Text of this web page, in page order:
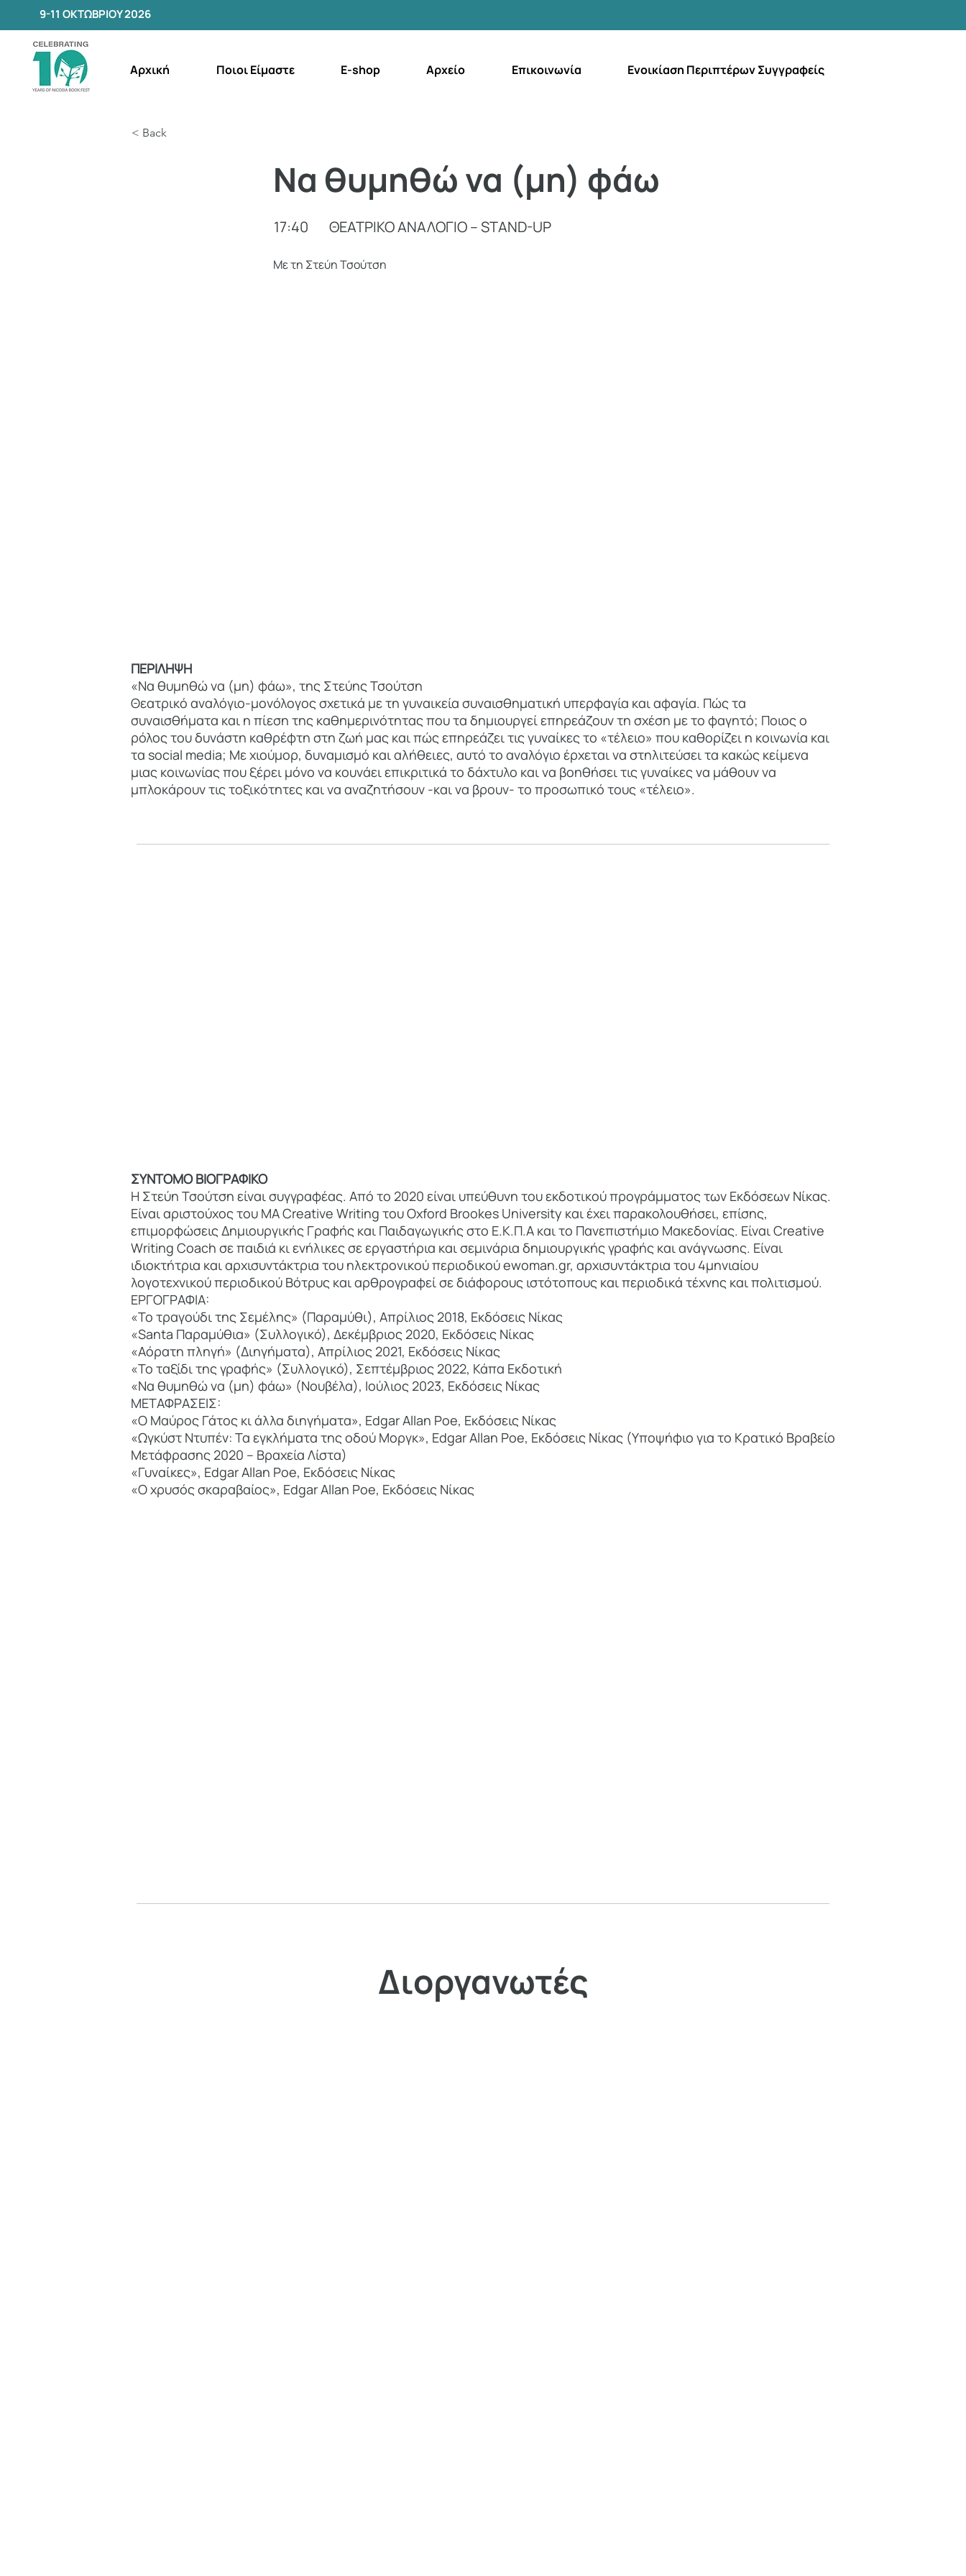
9-11 ΟΚΤΩΒΡΙΟΥ 2026
Αρχική Ποιοι Είμαστε E-shop Αρχείο Επικοινωνία Ενοικίαση Περιπτέρων Συγγραφείς
< Back
Να θυμηθώ να (μη) φάω
17:40 ΘΕΑΤΡΙΚΟ ΑΝΑΛΟΓΙΟ – STAND-UP
Με τη Στεύη Τσούτση
ΠΕΡΙΛΗΨΗ
«Να θυμηθώ να (μη) φάω», της Στεύης Τσούτση
Θεατρικό αναλόγιο-μονόλογος σχετικά με τη γυναικεία συναισθηματική υπερφαγία και αφαγία. Πώς τα
συναισθήματα και η πίεση της καθημερινότητας που τα δημιουργεί επηρεάζουν τη σχέση με το φαγητό; Ποιος ο
ρόλος του δυνάστη καθρέφτη στη ζωή μας και πώς επηρεάζει τις γυναίκες το «τέλειο» που καθορίζει η κοινωνία και
τα social media; Με χιούμορ, δυναμισμό και αλήθειες, αυτό το αναλόγιο έρχεται να στηλιτεύσει τα κακώς κείμενα
μιας κοινωνίας που ξέρει μόνο να κουνάει επικριτικά το δάχτυλο και να βοηθήσει τις γυναίκες να μάθουν να
μπλοκάρουν τις τοξικότητες και να αναζητήσουν -και να βρουν- το προσωπικό τους «τέλειο».
ΣΥΝΤΟΜΟ ΒΙΟΓΡΑΦΙΚΟ
Η Στεύη Τσούτση είναι συγγραφέας. Από το 2020 είναι υπεύθυνη του εκδοτικού προγράμματος των Εκδόσεων Νίκας.
Είναι αριστούχος του MA Creative Writing του Oxford Brookes University και έχει παρακολουθήσει, επίσης,
επιμορφώσεις Δημιουργικής Γραφής και Παιδαγωγικής στο Ε.Κ.Π.Α και το Πανεπιστήμιο Μακεδονίας. Είναι Creative
Writing Coach σε παιδιά κι ενήλικες σε εργαστήρια και σεμινάρια δημιουργικής γραφής και ανάγνωσης. Είναι
ιδιοκτήτρια και αρχισυντάκτρια του ηλεκτρονικού περιοδικού ewoman.gr, αρχισυντάκτρια του 4μηνιαίου
λογοτεχνικού περιοδικού Βότρυς και αρθρογραφεί σε διάφορους ιστότοπους και περιοδικά τέχνης και πολιτισμού.
ΕΡΓΟΓΡΑΦΙΑ:
«Το τραγούδι της Σεμέλης» (Παραμύθι), Απρίλιος 2018, Εκδόσεις Νίκας
«Santa Παραμύθια» (Συλλογικό), Δεκέμβριος 2020, Εκδόσεις Νίκας
«Αόρατη πληγή» (Διηγήματα), Απρίλιος 2021, Εκδόσεις Νίκας
«Το ταξίδι της γραφής» (Συλλογικό), Σεπτέμβριος 2022, Κάπα Εκδοτική
«Να θυμηθώ να (μη) φάω» (Νουβέλα), Ιούλιος 2023, Εκδόσεις Νίκας
ΜΕΤΑΦΡΑΣΕΙΣ:
«Ο Μαύρος Γάτος κι άλλα διηγήματα», Edgar Allan Poe, Εκδόσεις Νίκας
«Ωγκύστ Ντυπέν: Τα εγκλήματα της οδού Μοργκ», Edgar Allan Poe, Εκδόσεις Νίκας (Υποψήφιο για το Κρατικό Βραβείο
Μετάφρασης 2020 – Βραχεία Λίστα)
«Γυναίκες», Edgar Allan Poe, Εκδόσεις Νίκας
«Ο χρυσός σκαραβαίος», Edgar Allan Poe, Εκδόσεις Νίκας
Διοργανωτές